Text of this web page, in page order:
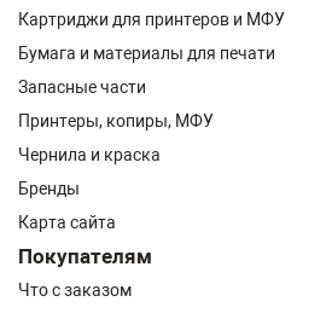
Картриджи для принтеров и МФУ
Бумага и материалы для печати
Запасные части
Принтеры, копиры, МФУ
Чернила и краска
Бренды
Карта сайта
Покупателям
Что с заказом